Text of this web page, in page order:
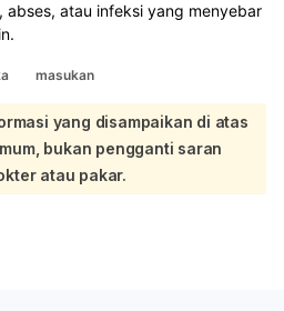
abses, atau infeksi yang menyebar
masukan
yang disampaikan di atas
bukan pengganti saran
atau pakar.